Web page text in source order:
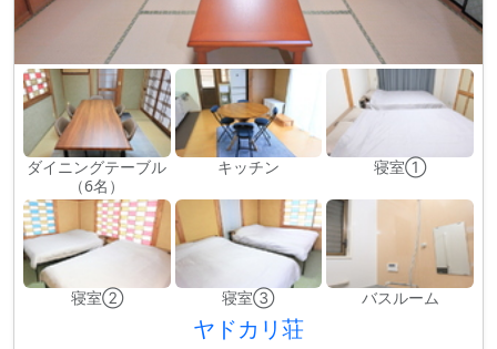
ダイニングテーブル
（6名）
キッチン 寝室①
寝室② 寝室③ バスルーム
ヤドカリ荘